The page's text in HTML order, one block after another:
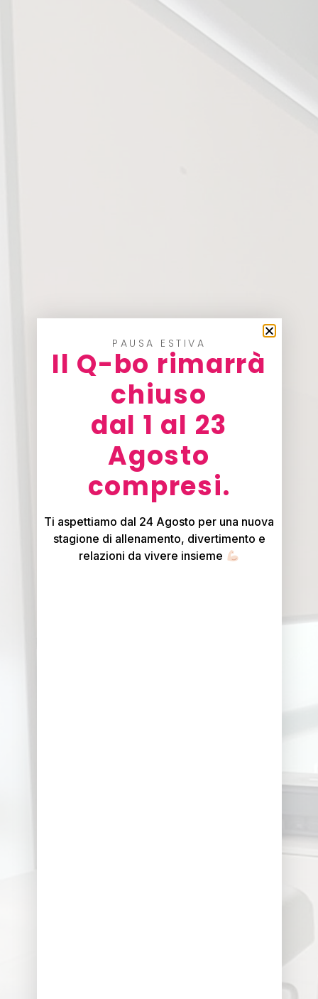
PAUSA ESTIVA
Il Q-bo rimarrà
chiuso
dal 1 al 23
Agosto
compresi.
Ti aspettiamo dal 24 Agosto per una nuova
stagione di allenamento, divertimento e
relazioni da vivere insieme